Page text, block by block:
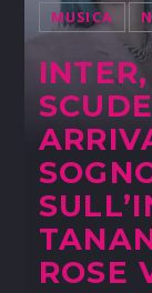
MUSICA
ROSE